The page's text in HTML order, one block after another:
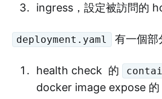
ingress，設定被訪問的
deployment.yaml 有一個部
health check 的
docker image expose